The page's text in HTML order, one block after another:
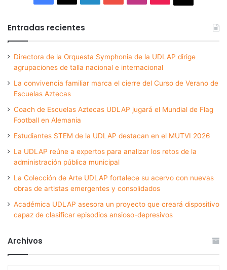
Entradas recientes
Directora de la Orquesta Symphonia de la UDLAP dirige
agrupaciones de talla nacional e internacional
La convivencia familiar marca el cierre del Curso de Verano de
Escuelas Aztecas
Coach de Escuelas Aztecas UDLAP jugará el Mundial de Flag
Football en Alemania
Estudiantes STEM de la UDLAP destacan en el MUTVI 2026
La UDLAP reúne a expertos para analizar los retos de la
administración pública municipal
La Colección de Arte UDLAP fortalece su acervo con nuevas
obras de artistas emergentes y consolidados
Académica UDLAP asesora un proyecto que creará dispositivo
capaz de clasificar episodios ansioso-depresivos
Archivos